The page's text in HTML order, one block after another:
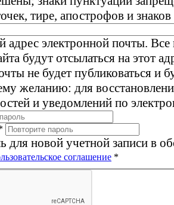
тире, апострофов и
электронной почты. Все
будут отсылаться на этот
не будет публиковаться и
желанию: для
и уведомлений по
для новой учетной записи в
соглашение *